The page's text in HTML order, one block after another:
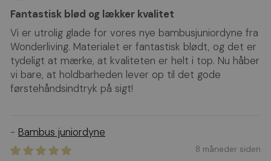
Fantastisk blød og lækker kvalitet
Vi er utrolig glade for vores nye bambusjuniordyne fra
Wonderliving. Materialet er fantastisk blødt, og det er
tydeligt at mærke, at kvaliteten er helt i top. Nu håber
vi bare, at holdbarheden lever op til det gode
førstehåndsindtryk på sigt!
Bambus juniordyne
8 måneder siden